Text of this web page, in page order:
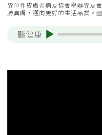
異位性皮膚炎病友協會舉辦異友
勝異膚，邁向更好的生活品質。
聽健康